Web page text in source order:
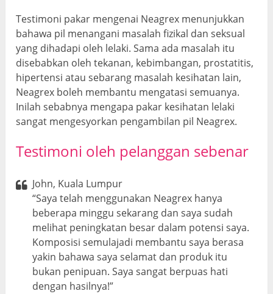
Testimoni pakar mengenai Neagrex menunjukkan
bahawa pil menangani masalah fizikal dan seksual
yang dihadapi oleh lelaki. Sama ada masalah itu
disebabkan oleh tekanan, kebimbangan, prostatitis,
hipertensi atau sebarang masalah kesihatan lain,
Neagrex boleh membantu mengatasi semuanya.
Inilah sebabnya mengapa pakar kesihatan lelaki
sangat mengesyorkan pengambilan pil Neagrex.
Testimoni oleh pelanggan sebenar
John, Kuala Lumpur
“Saya telah menggunakan Neagrex hanya
beberapa minggu sekarang dan saya sudah
melihat peningkatan besar dalam potensi saya.
Komposisi semulajadi membantu saya berasa
yakin bahawa saya selamat dan produk itu
bukan penipuan. Saya sangat berpuas hati
dengan hasilnya!”